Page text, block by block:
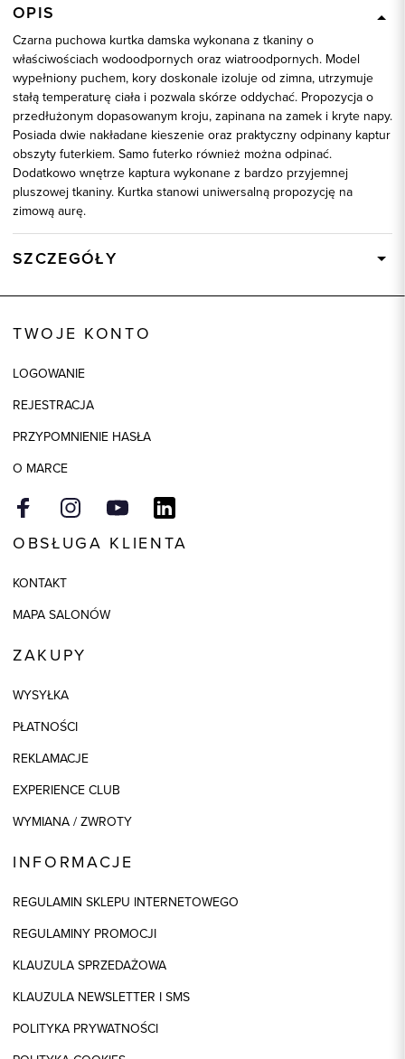
OPIS
Czarna puchowa kurtka damska wykonana z tkaniny o
właściwościach wodoodpornych oraz wiatroodpornych. Model
wypełniony puchem, kory doskonale izoluje od zimna, utrzymuje
stałą temperaturę ciała i pozwala skórze oddychać. Propozycja o
przedłużonym dopasowanym kroju, zapinana na zamek i kryte napy.
Posiada dwie nakładane kieszenie oraz praktyczny odpinany kaptur
obszyty futerkiem. Samo futerko również można odpinać.
Dodatkowo wnętrze kaptura wykonane z bardzo przyjemnej
pluszowej tkaniny. Kurtka stanowi uniwersalną propozycję na
zimową aurę.
SZCZEGÓŁY
TWOJE KONTO
LOGOWANIE
REJESTRACJA
PRZYPOMNIENIE HASŁA
O MARCE
OBSŁUGA KLIENTA
KONTAKT
MAPA SALONÓW
ZAKUPY
WYSYŁKA
PŁATNOŚCI
REKLAMACJE
EXPERIENCE CLUB
WYMIANA / ZWROTY
INFORMACJE
REGULAMIN SKLEPU INTERNETOWEGO
REGULAMINY PROMOCJI
KLAUZULA SPRZEDAŻOWA
KLAUZULA NEWSLETTER I SMS
POLITYKA PRYWATNOŚCI